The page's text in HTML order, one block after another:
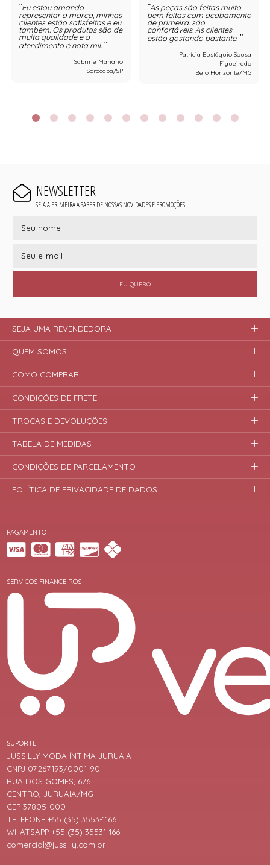
Eu estou amando
representar a marca, minhas
clientes estão satisfeitas e eu
também. Os produtos são de
muita qualidade e o
atendimento é nota mil.
Sabrine Mariano
Sorocaba/SP
As peças são feitas muito
bem feitas com acabamento
de primeira. são
confortáveis. As clientes
estão gostando bastante.
Patrícia Eustáquio Sousa
Figueiredo
Belo Horizonte/MG
NEWSLETTER
SEJA A PRIMEIRA A SABER DE NOSSAS NOVIDADES E PROMOÇÕES!
EU QUERO
PAGAMENTO
SERVIÇOS FINANCEIROS
SUPORTE
JUSSILLY MODA ÍNTIMA JURUAIA
CNPJ 07.267.193/0001-90
RUA DOS GOMES, 676
CENTRO, JURUAIA/MG
CEP 37805-000
TELEFONE +55 (35) 3553-1166
WHATSAPP +55 (35) 35531-166
comercial@jussilly.com.br
SEJA UMA REVENDEDORA
QUEM SOMOS
COMO COMPRAR
CONDIÇÕES DE FRETE
TROCAS E DEVOLUÇÕES
TABELA DE MEDIDAS
CONDIÇÕES DE PARCELAMENTO
POLÍTICA DE PRIVACIDADE DE DADOS